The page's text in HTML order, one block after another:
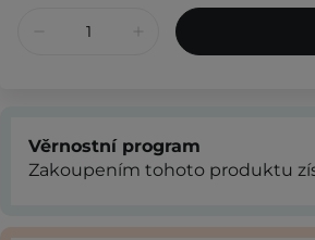
Věrnostní program
Zakoupením tohoto produktu